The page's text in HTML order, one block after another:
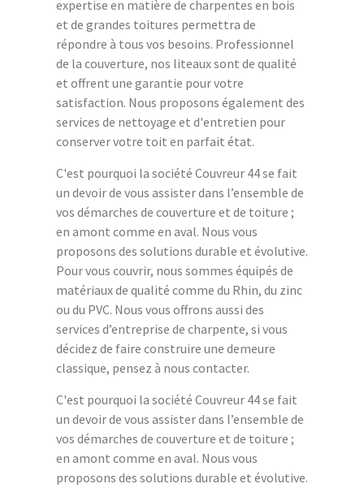
expertise en matière de charpentes en bois
et de grandes toitures permettra de
répondre à tous vos besoins. Professionnel
de la couverture, nos liteaux sont de qualité
et offrent une garantie pour votre
satisfaction. Nous proposons également des
services de nettoyage et d'entretien pour
conserver votre toit en parfait état.
C'est pourquoi la société Couvreur 44 se fait
un devoir de vous assister dans l’ensemble de
vos démarches de couverture et de toiture ;
en amont comme en aval. Nous vous
proposons des solutions durable et évolutive.
Pour vous couvrir, nous sommes équipés de
matériaux de qualité comme du Rhin, du zinc
ou du PVC. Nous vous offrons aussi des
services d’entreprise de charpente, si vous
décidez de faire construire une demeure
classique, pensez à nous contacter.
C'est pourquoi la société Couvreur 44 se fait
un devoir de vous assister dans l’ensemble de
vos démarches de couverture et de toiture ;
en amont comme en aval. Nous vous
proposons des solutions durable et évolutive.